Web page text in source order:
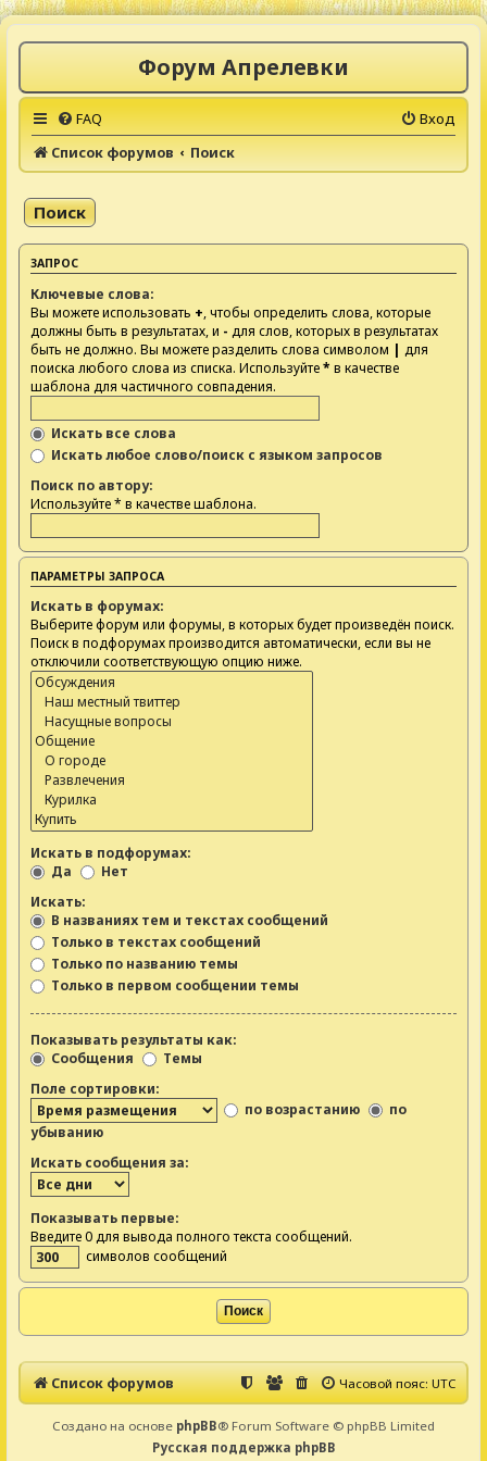
Форум Апрелевки
FAQ
Вход
Список форумов
Поиск
Поиск
ЗАПРОС
Ключевые слова:
Вы можете использовать +, чтобы определить слова, которые
должны быть в результатах, и - для слов, которых в результатах
быть не должно. Вы можете разделить слова символом | для
поиска любого слова из списка. Используйте* в качестве
шаблона для частичного совпадения.
Искать все слова
Искать любое слово/поиск с языком запросов
Поиск по автору:
Используйте * в качестве шаблона.
ПАРАМЕТРЫ ЗАПРОСА
Искать в форумах:
Выберите форум или форумы, в которых будет произведён поиск.
Поиск в подфорумах производится автоматически, если вы не
отключили соответствующую опцию ниже.
Искать в подфорумах:
Да
Нет
Искать:
В названиях тем и текстах сообщений
Только в текстах сообщений
Только по названию темы
Только в первом сообщении темы
Показывать результаты как:
Сообщения
Темы
Поле сортировки:
по возрастанию
по
убыванию
Искать сообщения за:
Показывать первые:
Введите 0 для вывода полного текста сообщений.
символов сообщений
Список форумов Часовой пояс:UTC
Создано на основе phpBB® Forum Software © phpBB Limited
Русская поддержка phpBB